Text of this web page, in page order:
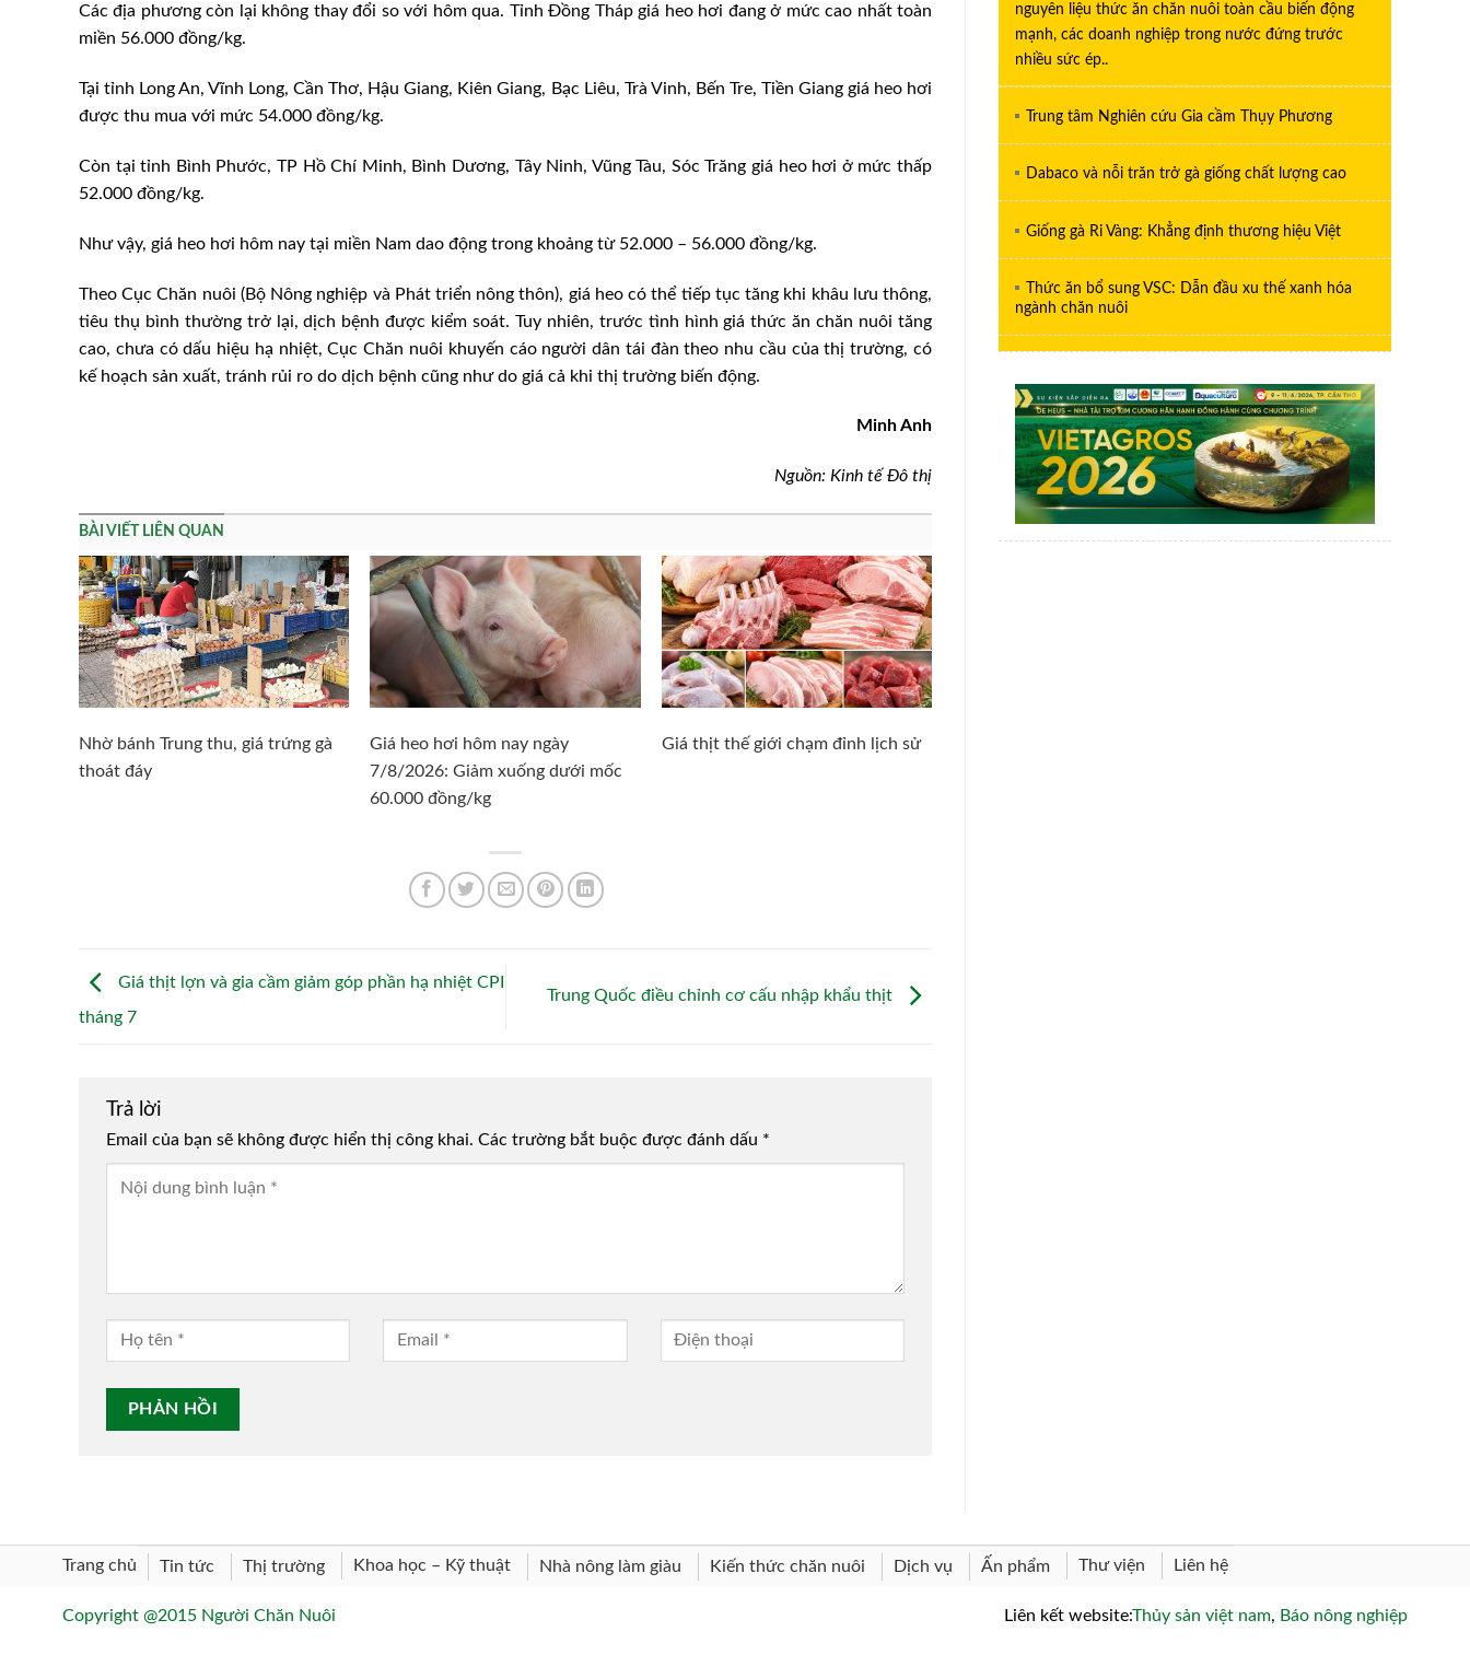
Các địa phương còn lại không thay đổi so với hôm qua. Tỉnh Đồng Tháp giá heo hơi đang ở mức cao nhất toàn
miền 56.000 đồng/kg.
Tại tỉnh Long An, Vĩnh Long, Cần Thơ, Hậu Giang, Kiên Giang, Bạc Liêu, Trà Vinh, Bến Tre, Tiền Giang giá heo hơi
được thu mua với mức 54.000 đồng/kg.
Còn tại tỉnh Bình Phước, TP Hồ Chí Minh, Bình Dương, Tây Ninh, Vũng Tàu, Sóc Trăng giá heo hơi ở mức thấp
52.000 đồng/kg.
Như vậy, giá heo hơi hôm nay tại miền Nam dao động trong khoảng từ 52.000 – 56.000 đồng/kg.
Theo Cục Chăn nuôi (Bộ Nông nghiệp và Phát triển nông thôn), giá heo có thể tiếp tục tăng khi khâu lưu thông,
tiêu thụ bình thường trở lại, dịch bệnh được kiểm soát. Tuy nhiên, trước tình hình giá thức ăn chăn nuôi tăng
cao, chưa có dấu hiệu hạ nhiệt, Cục Chăn nuôi khuyến cáo người dân tái đàn theo nhu cầu của thị trường, có
kế hoạch sản xuất, tránh rủi ro do dịch bệnh cũng như do giá cả khi thị trường biến động.
Minh Anh
Nguồn: Kinh tế Đô thị
BÀI VIẾT LIÊN QUAN
Nhờ bánh Trung thu, giá trứng gà
thoát đáy
Giá heo hơi hôm nay ngày
7/8/2026: Giảm xuống dưới mốc
60.000 đồng/kg
Giá thịt thế giới chạm đỉnh lịch sử
Giá thịt lợn và gia cầm giảm góp phần hạ nhiệt CPI
tháng 7
Trung Quốc điều chỉnh cơ cấu nhập khẩu thịt
Trả lời
Email của bạn sẽ không được hiển thị công khai. Các trường bắt buộc được đánh dấu *
Alternative:
nguyên liệu thức ăn chăn nuôi toàn cầu biến động
mạnh, các doanh nghiệp trong nước đứng trước
nhiều sức ép..
Trung tâm Nghiên cứu Gia cầm Thụy Phương
Dabaco và nỗi trăn trở gà giống chất lượng cao
Giống gà Ri Vàng: Khẳng định thương hiệu Việt
Thức ăn bổ sung VSC: Dẫn đầu xu thế xanh hóa
ngành chăn nuôi
Trang chủ Tin tức Thị trường Khoa học – Kỹ thuật Nhà nông làm giàu Kiến thức chăn nuôi Dịch vụ Ấn phẩm Thư viện Liên hệ
Copyright @2015 Người Chăn Nuôi Liên kết website:Thủy sản việt nam, Báo nông nghiệp